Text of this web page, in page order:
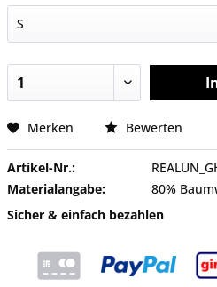
Merken Bewerten
Artikel-Nr.:
Materialangabe:
80%
Sicher & einfach bezahlen